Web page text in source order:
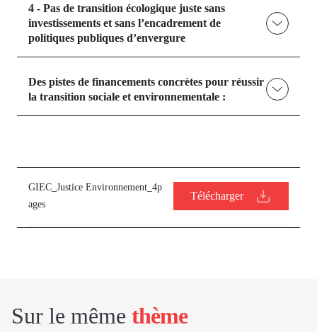
4 - Pas de transition écologique juste sans
investissements et sans l’encadrement de
politiques publiques d’envergure
Des pistes de financements concrètes pour réussir
la transition sociale et environnementale :
GIEC_Justice Environnement_4p
ages
Télécharger
Sur le même thème